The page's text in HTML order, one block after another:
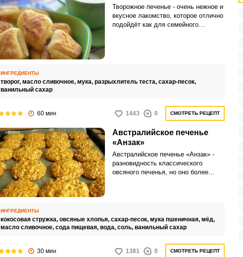
Творожное печенье - очень нежное и
вкусное лакомство, которое отлично
подойдёт как для семейного
ИНГРЕДИЕНТЫ
творог, масло сливочное, мука, разрыхлитель теста, сахар-песок,
ванильный сахар
60 мин 1443 0 СМОТРЕТЬ РЕЦЕПТ
Австралийское печенье
«Анзак»
Австралийское печенье «Анзак» -
разновидность классического
овсяного печенья, но оно более
можно найти у себя дома. Данный
вид печенья не подразумевает
ИНГРЕДИЕНТЫ
кокосовая стружка, овсяные хлопья, сахар-песок, мука пшеничная, мёд,
масло сливочное, сода пищевая, вода, соль, ванильный сахар
30 мин 1381 0 СМОТРЕТЬ РЕЦЕПТ